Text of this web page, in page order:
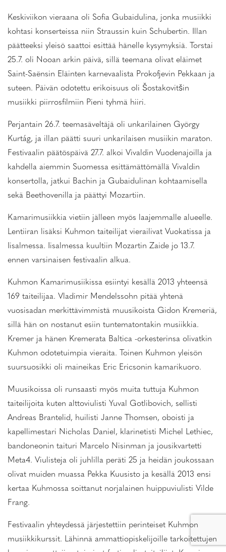
Keskiviikon vieraana oli Sofia Gubaidulina, jonka musiikki
kohtasi konserteissa niin Straussin kuin Schubertin. Illan
päätteeksi yleisö saattoi esittää hänelle kysymyksiä. Torstai
25.7. oli Nooan arkin päivä, sillä teemana olivat eläimet
Saint-Saënsin Eläinten karnevaalista Prokofjevin Pekkaan ja
suteen. Päivän odotettu erikoisuus oli Šostakovitšin
musiikki piirrosfilmiin Pieni tyhmä hiiri.
Perjantain 26.7. teemasäveltäjä oli unkarilainen György
Kurtág, ja illan päätti suuri unkarilaisen musiikin maraton.
Festivaalin päätöspäivä 27.7. alkoi Vivaldin Vuodenajoilla ja
kahdella aiemmin Suomessa esittämättömällä Vivaldin
konsertolla, jatkui Bachin ja Gubaidulinan kohtaamisella
sekä Beethovenilla ja päättyi Mozartiin.
Kamarimusiikkia vietiin jälleen myös laajemmalle alueelle.
Lentiiran lisäksi Kuhmon taiteilijat vierailivat Vuokatissa ja
Iisalmessa. Iisalmessa kuultiin Mozartin Zaide jo 13.7.
ennen varsinaisen festivaalin alkua.
Kuhmon Kamarimusiikissa esiintyi kesällä 2013 yhteensä
169 taiteilijaa. Vladimir Mendelssohn pitää yhtenä
vuosisadan merkittävimmistä muusikoista Gidon Kremeriä,
sillä hän on nostanut esiin tuntematontakin musiikkia.
Kremer ja hänen Kremerata Baltica -orkesterinsa olivatkin
Kuhmon odotetuimpia vieraita. Toinen Kuhmon yleisön
suursuosikki oli maineikas Eric Ericsonin kamarikuoro.
Muusikoissa oli runsaasti myös muita tuttuja Kuhmon
taiteilijoita kuten alttoviulisti Yuval Gotlibovich, sellisti
Andreas Brantelid, huilisti Janne Thomsen, oboisti ja
kapellimestari Nicholas Daniel, klarinetisti Michel Lethiec,
bandoneonin taituri Marcelo Nisinman ja jousikvartetti
Meta4. Viulisteja oli juhlilla peräti 25 ja heidän joukossaan
olivat muiden muassa Pekka Kuusisto ja kesällä 2013 ensi
kertaa Kuhmossa soittanut norjalainen huippuviulisti Vilde
Frang.
Festivaalin yhteydessä järjestettiin perinteiset Kuhmon
musiikkikurssit. Lähinnä ammattiopiskelijoille tarkoitettujen